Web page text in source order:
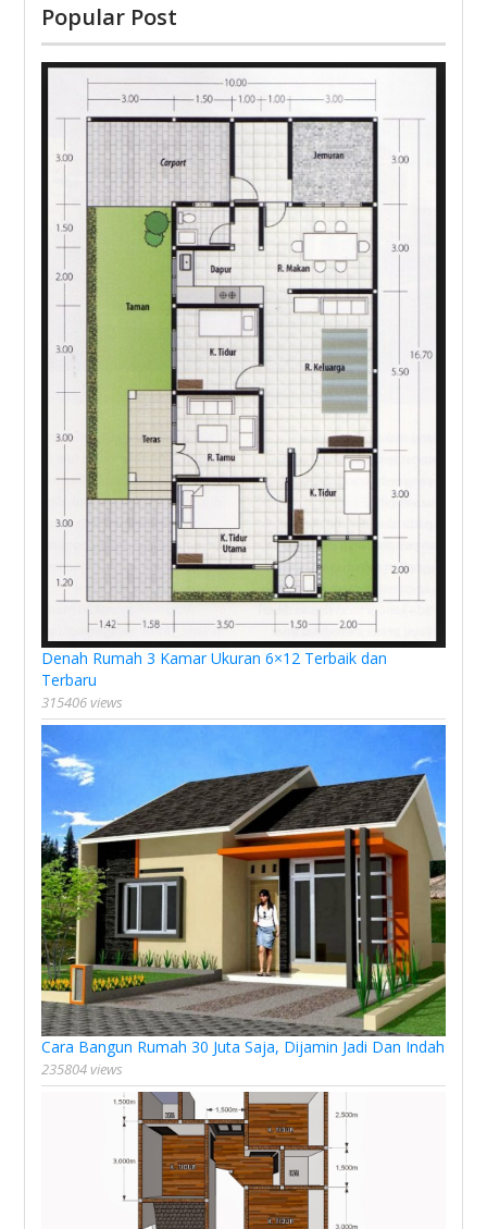
Popular Post
Denah Rumah 3 Kamar Ukuran 6×12 Terbaik dan
Terbaru
315406 views
Cara Bangun Rumah 30 Juta Saja, Dijamin Jadi Dan Indah
235804 views